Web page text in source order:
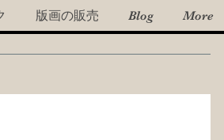
版画の販売 Blog More